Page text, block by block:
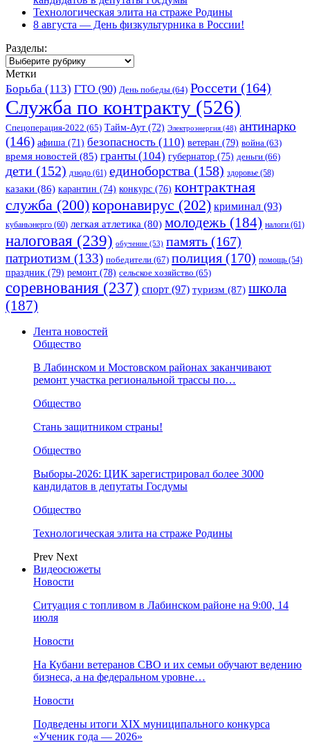
Технологическая элита на страже Родины
8 августа — День физкультурника в России!
Разделы:
Разделы:
Метки
Борьба (113) ГТО (90) День победы (64) Россети (164)
Служба по контракту (526)
Спецоперация-2022 (65) Тайм-Аут (72) Электроэнергия (48) антинарко
(146) афиша (71) безопасность (110) ветеран (79) война (63)
время новостей (85) гранты (104) губернатор (75) деньги (66)
дети (152) дзюдо (61) единоборства (158) здоровье (58)
казаки (86) карантин (74) конкурс (76) контрактная
служба (200)коронавирус (202) криминал (93)
кубаньэнерго (60) легкая атлетика (80) молодежь (184) налоги (61)
налоговая (239) обучение (53) память (167)
патриотизм (133) победители (67) полиция (170) помощь (54)
праздник (79) ремонт (78) сельское хозяйство (65)
соревнования (237) спорт (97) туризм (87) школа
(187)
Лента новостей
Общество
В Лабинском и Мостовском районах заканчивают
ремонт участка региональной трассы по…
Общество
Стань защитником страны!
Общество
Выборы-2026: ЦИК зарегистрировал более 3000
кандидатов в депутаты Госдумы
Общество
Технологическая элита на страже Родины
Prev Next
Видеосюжеты
Новости
Ситуация с топливом в Лабинском районе на 9:00, 14
июля
Новости
На Кубани ветеранов СВО и их семьи обучают ведению
бизнеса, а на федеральном уровне…
Новости
Подведены итоги XIX муниципального конкурса
«Ученик года — 2026»